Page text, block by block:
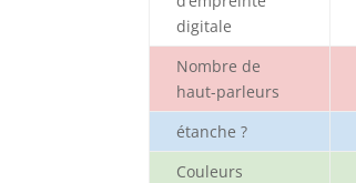
digitale
Nombre de
haut-parleurs
étanche ?
Couleurs